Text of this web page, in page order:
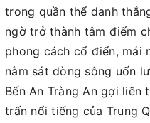
trong quần thể danh
ngờ trở thành tâm điểm
phong cách cổ điển, mái
nằm sát dòng sông uốn
Bến An Tràng An gợi liên
trấn nổi tiếng của Trung